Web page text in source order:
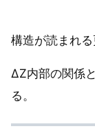
構造が読まれる
ΔZ内部の関係
る。